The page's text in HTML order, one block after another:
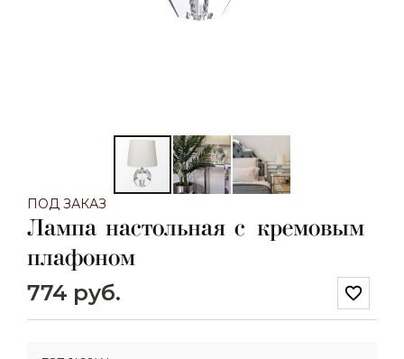
ПОД ЗАКАЗ
Лампа настольная с кремовым
плафоном
774 руб. favorite_border